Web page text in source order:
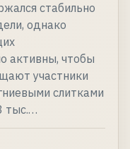
стабильно
однако
активны, чтобы
участники
слитками
тыс.…